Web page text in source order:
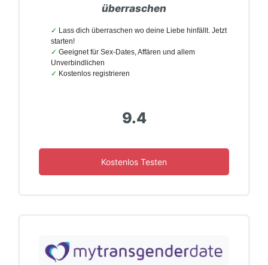
überraschen
Lass dich überraschen wo deine Liebe hinfällt. Jetzt
starten!
Geeignet für Sex-Dates, Affären und allem
Unverbindlichen
Kostenlos registrieren
9.4
Kostenlos Testen